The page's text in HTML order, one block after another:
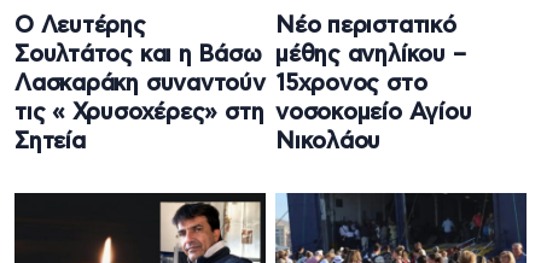
Ο Λευτέρης
Σουλτάτος και η Βάσω
Λασκαράκη συναντούν
τις « Χρυσοχέρες» στη
Σητεία
Νέο περιστατικό
μέθης ανηλίκου –
15χρονος στο
νοσοκομείο Αγίου
Νικολάου